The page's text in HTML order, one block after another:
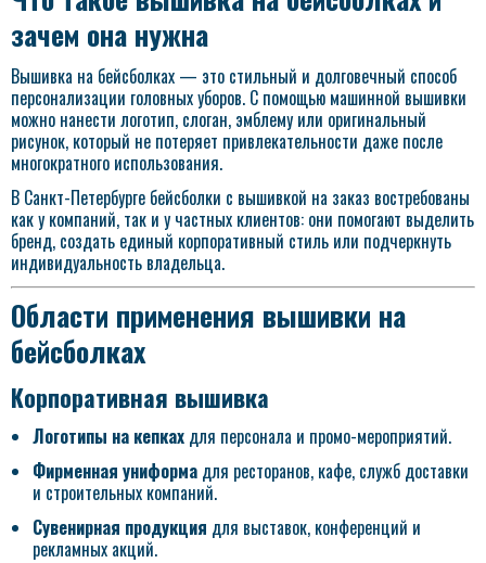
зачем она нужна
Вышивка на бейсболках — это стильный и долговечный способ
персонализации головных уборов. С помощью машинной вышивки
можно нанести логотип, слоган, эмблему или оригинальный
рисунок, который не потеряет привлекательности даже после
многократного использования.
В Санкт-Петербурге бейсболки с вышивкой на заказ востребованы
как у компаний, так и у частных клиентов: они помогают выделить
бренд, создать единый корпоративный стиль или подчеркнуть
индивидуальность владельца.
Области применения вышивки на
бейсболках
Корпоративная вышивка
Логотипы на кепках для персонала и промо-мероприятий.
Фирменная униформа для ресторанов, кафе, служб доставки
и строительных компаний.
Сувенирная продукция для выставок, конференций и
рекламных акций.